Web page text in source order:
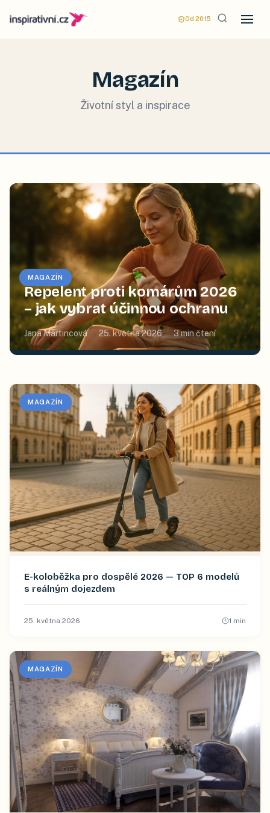
Od 2015
Magazín
Životní styl a inspirace
MAGAZÍN
Repelent proti komárům 2026
– jak vybrat účinnou ochranu
Jana Martincová 25. května 2026 3min čtení
MAGAZÍN
E-koloběžka pro dospělé 2026 — TOP 6 modelů
s reálným dojezdem
25. května 2026 1 min
MAGAZÍN